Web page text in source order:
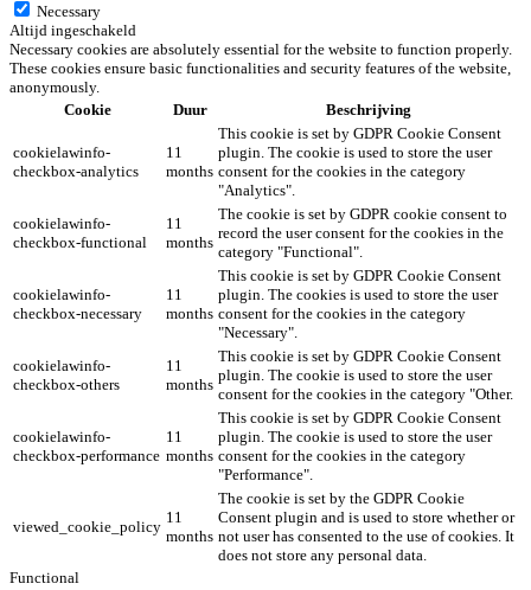
Necessary
Altijd ingeschakeld
Necessary cookies are absolutely essential for the website to function properly.
These cookies ensure basic functionalities and security features of the website,
anonymously.
Cookie
Duur Beschrijving
cookielawinfo-
checkbox-analytics
11
months
This cookie is set by GDPR Cookie Consent
plugin. The cookie is used to store the user
consent for the cookies in the category
"Analytics".
cookielawinfo-
checkbox-functional
11
months
The cookie is set by GDPR cookie consent to
record the user consent for the cookies in the
category "Functional".
cookielawinfo-
checkbox-necessary
11
months
This cookie is set by GDPR Cookie Consent
plugin. The cookies is used to store the user
consent for the cookies in the category
"Necessary".
cookielawinfo-
checkbox-others
11
months
This cookie is set by GDPR Cookie Consent
plugin. The cookie is used to store the user
consent for the cookies in the category "Other.
cookielawinfo-
checkbox-performance
11
months
This cookie is set by GDPR Cookie Consent
plugin. The cookie is used to store the user
consent for the cookies in the category
"Performance".
viewed_cookie_policy
11
months
The cookie is set by the GDPR Cookie
Consent plugin and is used to store whether or
not user has consented to the use of cookies. It
does not store any personal data.
Functional